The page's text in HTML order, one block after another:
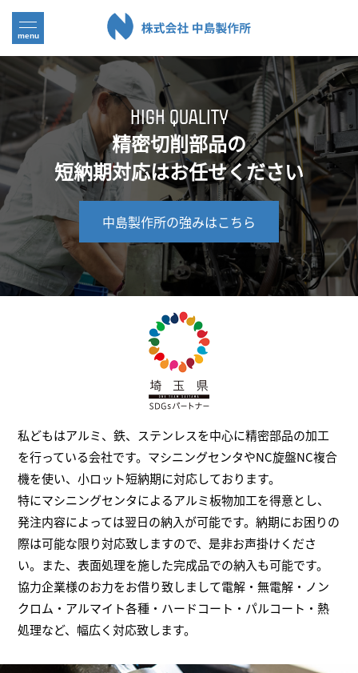
HIGH QUALITY
精密切削部品の
短納期対応はお任せください
中島製作所の強みはこちら
私どもはアルミ、鉄、ステンレスを中心に精密部品の加工
を行っている会社です。マシニングセンタやNC旋盤NC複合
機を使い、小ロット短納期に対応しております。
特にマシニングセンタによるアルミ板物加工を得意とし、
発注内容によっては翌日の納入が可能です。納期にお困りの
際は可能な限り対応致しますので、是非お声掛けくださ
い。また、表面処理を施した完成品での納入も可能です。
協力企業様のお力をお借り致しまして電解・無電解・ノン
クロム・アルマイト各種・ハードコート・パルコート・熱
処理など、幅広く対応致します。